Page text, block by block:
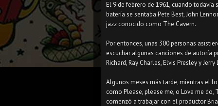
El 9 de febrero de 1961, cuando
batería se sentaba Pete Best, John
jazz conocido como The Cavern.
Por entonces, unas 300 personas
escuchar algunas canciones de autoría
Richard, Ray Charles, Elvis Presley y Jerry
Algunos meses más tarde, mientras el
como Please, please me, o Love me
comenzó a trabajar con el productor